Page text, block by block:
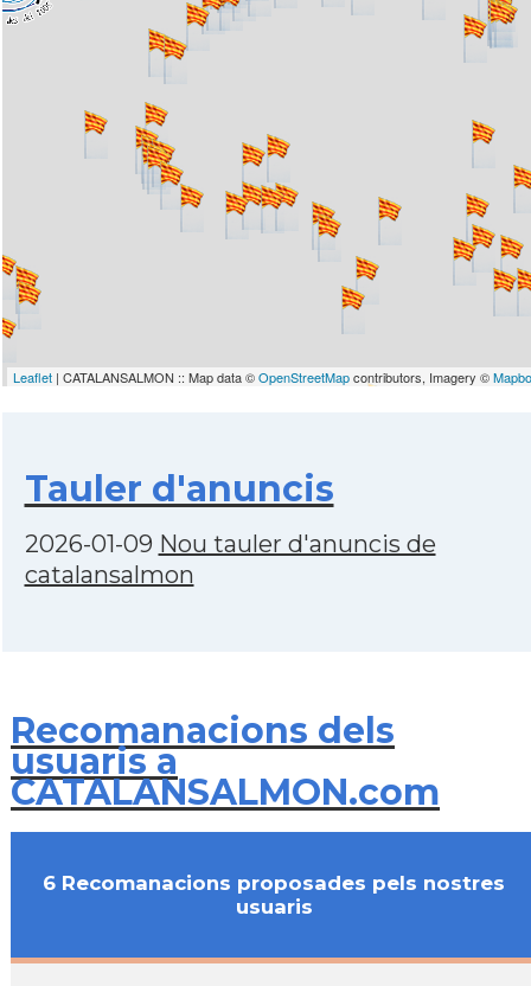
Leaflet | CATALANSALMON :: Map data ©OpenStreetMapcontributors, Imagery ©
Tauler d'anuncis
2026-01-09 Nou tauler d'anuncis de
catalansalmon
Recomanacions dels
usuaris a
CATALANSALMON.com
6 Recomanacions proposades pels nostres
usuaris